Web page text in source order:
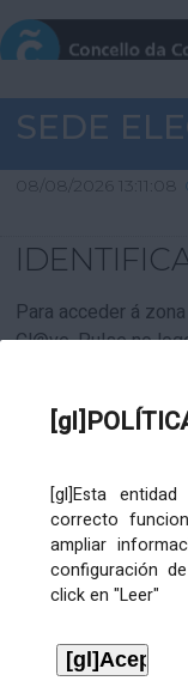
[gl]Esta
correcto
ampliar
configuración
click en "Leer"
SEDE
08/08/2026 13:11:08
Para acceder á
Cl@ve. Pulse no